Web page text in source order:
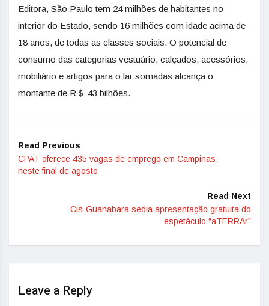
Editora, São Paulo tem 24 milhões de habitantes no
interior do Estado, sendo 16 milhões com idade acima de
18 anos, de todas as classes sociais. O potencial de
consumo das categorias vestuário, calçados, acessórios,
mobiliário e artigos para o lar somadas alcança o
montante de R＄ 43 bilhões.
Read Previous
CPAT oferece 435 vagas de emprego em Campinas,
neste final de agosto
Read Next
Cis-Guanabara sedia apresentação gratuita do
espetáculo “aTERRAr”
Leave a Reply